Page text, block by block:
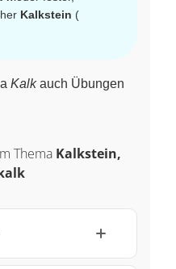
Kalkstein (
Kalkauch Übungen
Thema Kalkstein,